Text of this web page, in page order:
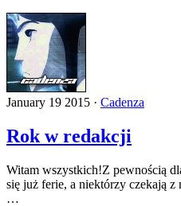
January 19 2015 · Cadenza
Rok w redakcji
Witam wszystkich!Z pewnością
się już ferie, a niektórzy czekają
…